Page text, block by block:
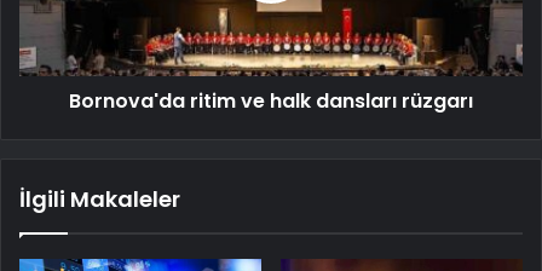
Bornova'da ritim ve halk dansları rüzgarı
İlgili Makaleler